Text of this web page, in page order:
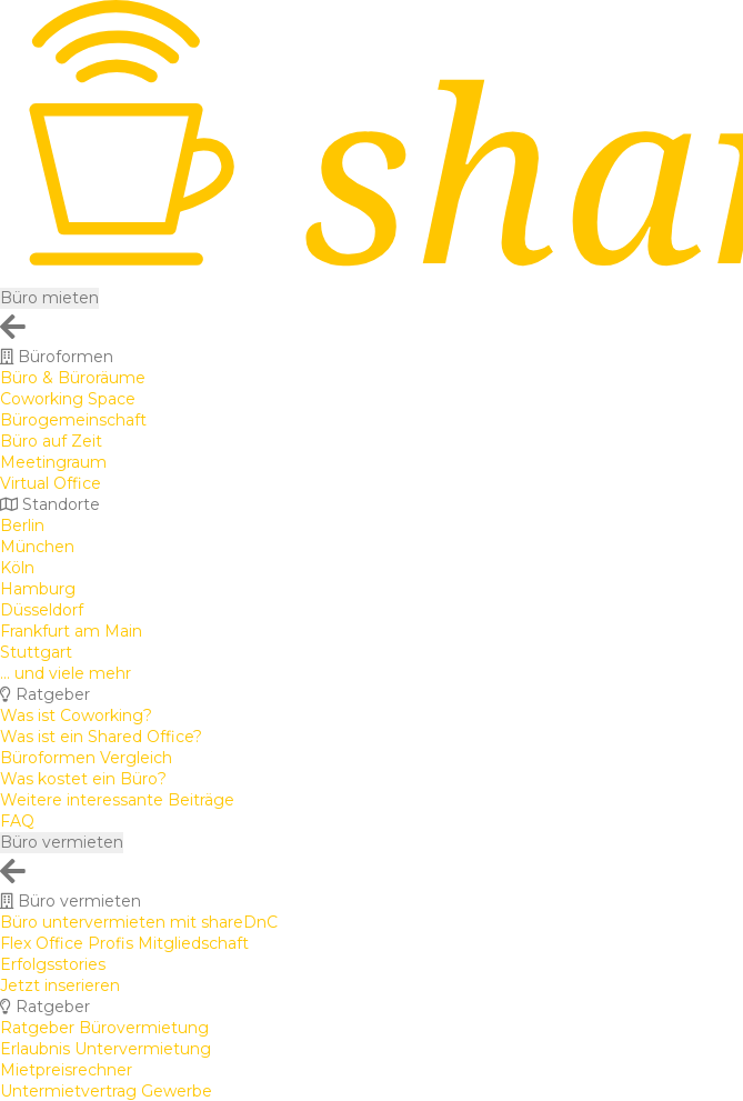
Büro mieten
Büroformen
Büro & Büroräume
Coworking Space
Bürogemeinschaft
Büro auf Zeit
Meetingraum
Virtual Office
Standorte
Berlin
München
Köln
Hamburg
Düsseldorf
Frankfurt am Main
Stuttgart
... und viele mehr
Ratgeber
Was ist Coworking?
Was ist ein Shared Office?
Büroformen Vergleich
Was kostet ein Büro?
Weitere interessante Beiträge
FAQ
Büro vermieten
Büro vermieten
Büro untervermieten mit shareDnC
Flex Office Profis Mitgliedschaft
Erfolgsstories
Jetzt inserieren
Ratgeber
Ratgeber Bürovermietung
Erlaubnis Untervermietung
Mietpreisrechner
Untermietvertrag Gewerbe